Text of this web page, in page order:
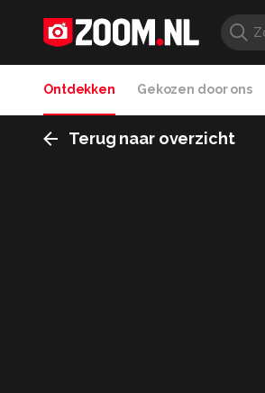
Ontdekken Gekozen door ons
Terug naar overzicht